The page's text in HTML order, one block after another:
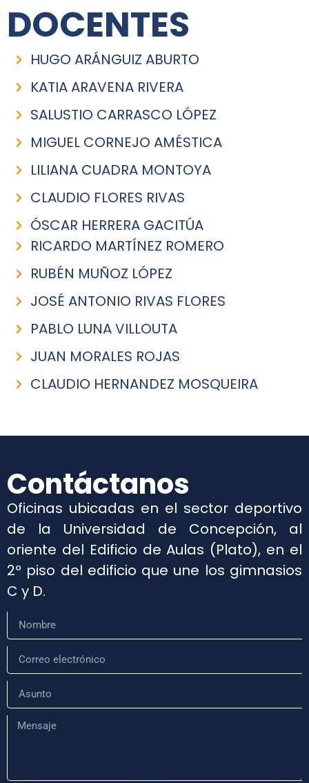
DOCENTES
HUGO ARÁNGUIZ ABURTO
KATIA ARAVENA RIVERA
SALUSTIO CARRASCO LÓPEZ
MIGUEL CORNEJO AMÉSTICA
LILIANA CUADRA MONTOYA
CLAUDIO FLORES RIVAS
ÓSCAR HERRERA GACITÚA
RICARDO MARTÍNEZ ROMERO
RUBÉN MUÑOZ LÓPEZ
JOSÉ ANTONIO RIVAS FLORES
PABLO LUNA VILLOUTA
JUAN MORALES ROJAS
CLAUDIO HERNANDEZ MOSQUEIRA
Contáctanos
Oficinas ubicadas en el sector deportivo
de la Universidad de Concepción, al
oriente del Edificio de Aulas (Plato), en el
2º piso del edificio que une los gimnasios
C y D.